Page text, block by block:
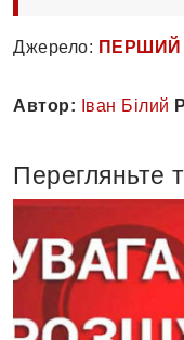
Джерело: ПЕРШИЙ
Автор: Іван Білий
Перегляньте